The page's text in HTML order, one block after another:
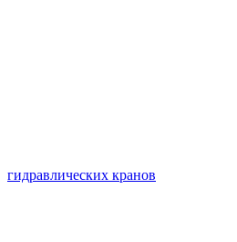
гидравлических кранов